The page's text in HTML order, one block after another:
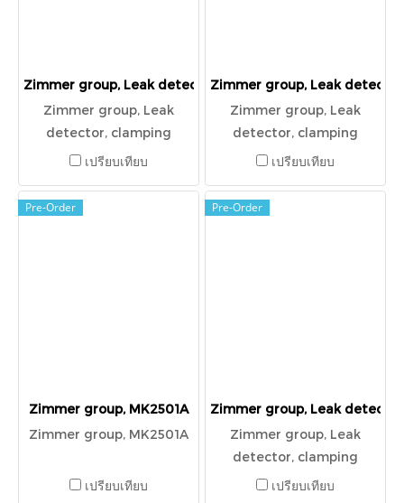
Zimmer group, Leak detector, clamping element
Zimmer group, Leak
detector, clamping
element pneumatic,
เปรียบเทียบ
Zimmer group, Leak
Zimmer group, Leak
detector, clamping
element pneumatic,
เปรียบเทียบ
Pre-Order
Zimmer group, MK2501A
Zimmer group, MK2501A
เปรียบเทียบ
Pre-Order
Zimmer group, Leak
Zimmer group, Leak
detector, clamping
element pneumatic,
เปรียบเทียบ